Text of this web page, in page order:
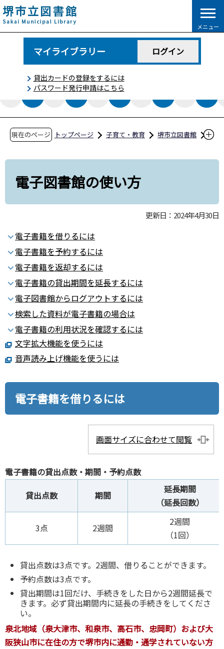
こ
の
ペ
で
メニュー
マイライブラリー ログイン
貸出カードの登録をするには
パスワード発行申請はこちら
現在のページ トップページ 子育て・教育
堺市立図書館
電子図書館の使い方
電子図書館の使い方
更新日：2024年4月30日
電子書籍を借りるには
電子書籍を予約するには
電子書籍を返却するには
電子書籍の貸出期間を延長するには
電子図書館からログアウトするには
検索した資料が電子書籍の場合は
電子書籍の利用状況を確認するには
文字拡大機能を使うには
音声読み上げ機能を使うには
電子書籍を借りるには
画面サイズに合わせて閲覧
電子書籍の貸出点数・期間・予約点数
貸出点数
期間
延長期間
（延長回数）
3点 2週間
2週間
（1回）
貸出点数は3点です。2週間、借りることができます。
予約点数は3点です。
貸出期間は1回だけ、手続きをした日から2週間延長で
きます。必ず貸出期間内に延長の手続きをしてくださ
い。
泉北地域（泉大津市、和泉市、高石市、忠岡町）および大
阪狭山市に在住の方で堺市内に通勤・通学されていない方